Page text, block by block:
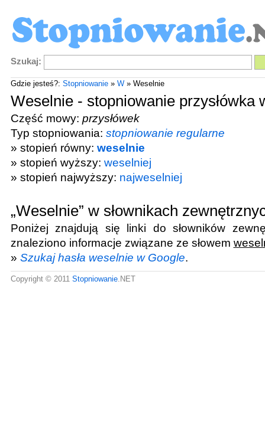
Szukaj:
Gdzie jesteś?: Stopniowanie» W» Weselnie
Weselnie - stopniowanie przysłówka
Część mowy: przysłówek
Typ stopniowania: stopniowanie regularne
» stopień równy: weselnie
» stopień wyższy: weselniej
» stopień najwyższy: najweselniej
„Weselnie” w słownikach
Poniżej znajdują się linki do słowników
znaleziono informacje związane ze słowem
» Szukaj hasła weselnie w Google.
Copyright © 2011 Stopniowanie.NET